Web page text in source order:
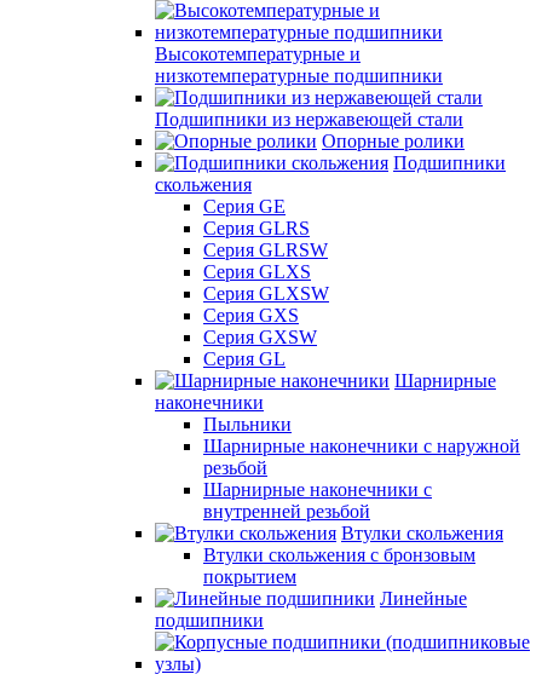
Высокотемпературные и
низкотемпературные подшипники
Подшипники из нержавеющей стали
Опорные ролики
Подшипники
скольжения
Серия GE
Серия GLRS
Серия GLRSW
Серия GLXS
Серия GLXSW
Серия GXS
Серия GXSW
Серия GL
Шарнирные
наконечники
Пыльники
Шарнирные наконечники с наружной
резьбой
Шарнирные наконечники с
внутренней резьбой
Втулки скольжения
Втулки скольжения с бронзовым
покрытием
Линейные
подшипники